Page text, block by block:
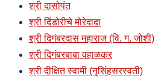
श्री दासोपंत
श्री दिंडोरीचे मोरेदादा
श्री दिगंबरदास महाराज (वि. ग. जोशी)
श्री दिगंबरबाबा वहाळकर
श्री दीक्षित स्वामी (नृसिंहसरस्वती)